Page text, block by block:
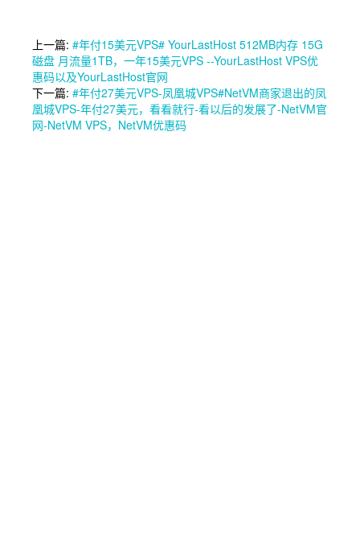
上一篇: #年付15美元VPS# YourLastHost 512MB内存 15G
磁盘 月流量1TB，一年15美元VPS --YourLastHost VPS优
惠码以及YourLastHost官网
下一篇: #年付27美元VPS-凤凰城VPS#NetVM商家退出的凤
凰城VPS-年付27美元，看看就行-看以后的发展了-NetVM官
网-NetVM VPS，NetVM优惠码